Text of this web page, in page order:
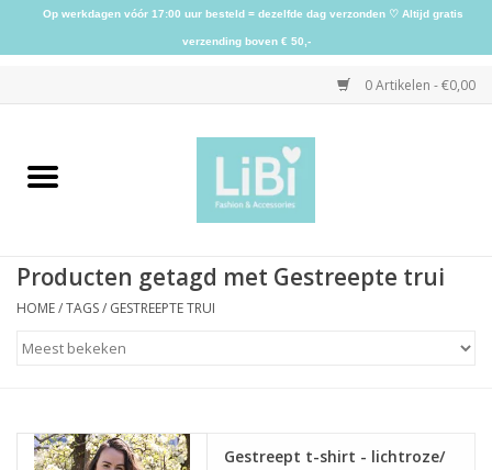
0 Artikelen - €0,00
Home
Schoenen
Producten getagd met Gestreepte trui
HOME/TAGS/ GESTREEPTE TRUI
Gestreept t-shirt - lichtroze/
Op werkdagen vóór 17:00 uur besteld = dezelfde dag verzonden ♡ Altijd gratis
verzending boven € 50,-